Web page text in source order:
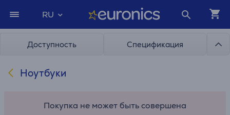
RU
Доступность Спецификация
Ноутбуки
Покупка не может быть совершена